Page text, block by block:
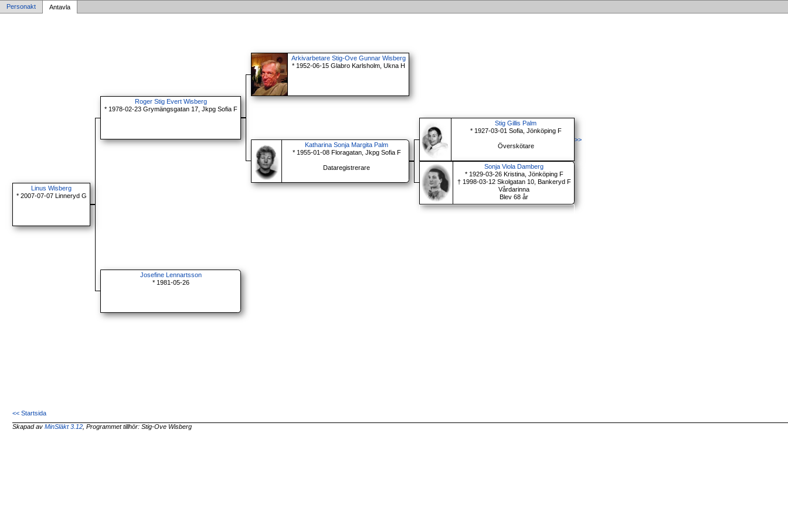
Personakt Antavla
Linus Wisberg
* 2007-07-07 Linneryd G
Roger Stig Evert Wisberg
* 1978-02-23 Grymängsgatan 17, Jkpg Sofia F
Arkivarbetare Stig-Ove Gunnar Wisberg
* 1952-06-15 Glabro Karlsholm, Ukna H
Katharina Sonja Margita Palm
* 1955-01-08 Floragatan, Jkpg Sofia F
Dataregistrerare
Stig Gillis Palm
* 1927-03-01 Sofia, Jönköping F
Överskötare
>>
Sonja Viola Damberg
* 1929-03-26 Kristina, Jönköping F
† 1998-03-12 Skolgatan 10, Bankeryd F
Vårdarinna
Blev 68 år
Josefine Lennartsson
* 1981-05-26
<< Startsida
Skapad avMinSläkt 3.12 , Programmet tillhör: Stig-Ove Wisberg